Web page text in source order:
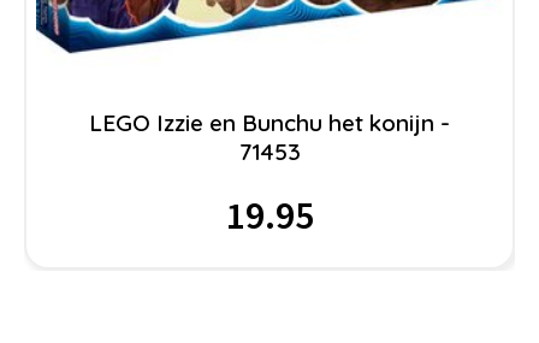
LEGO Izzie en Bunchu het konijn -
71453
19.95